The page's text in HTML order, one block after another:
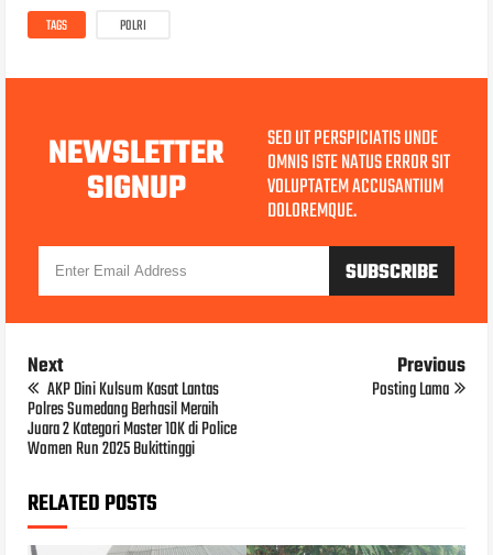
TAGS POLRI
NEWSLETTER
SIGNUP
SED UT PERSPICIATIS UNDE
OMNIS ISTE NATUS ERROR SIT
VOLUPTATEM ACCUSANTIUM
DOLOREMQUE.
Next
AKP Dini Kulsum Kasat Lantas
Polres Sumedang Berhasil Meraih
Juara 2 Kategori Master 10K di Police
Women Run 2025 Bukittinggi
Previous
Posting Lama
RELATED POSTS